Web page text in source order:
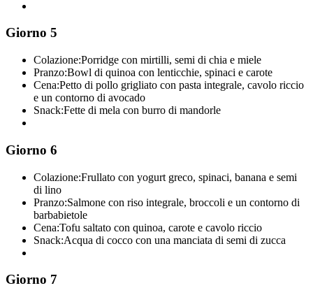
Giorno 5
Colazione:Porridge con mirtilli, semi di chia e miele
Pranzo:Bowl di quinoa con lenticchie, spinaci e carote
Cena:Petto di pollo grigliato con pasta integrale, cavolo riccio
e un contorno di avocado
Snack:Fette di mela con burro di mandorle
Giorno 6
Colazione:Frullato con yogurt greco, spinaci, banana e semi
di lino
Pranzo:Salmone con riso integrale, broccoli e un contorno di
barbabietole
Cena:Tofu saltato con quinoa, carote e cavolo riccio
Snack:Acqua di cocco con una manciata di semi di zucca
Giorno 7